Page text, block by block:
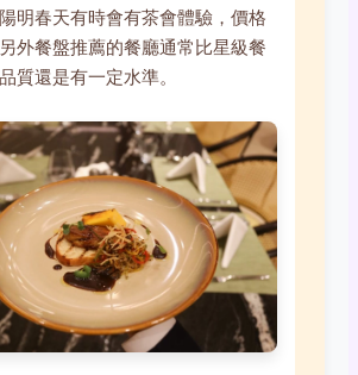
明春天有時會有茶會體驗，價格
外餐盤推薦的餐廳通常比星級餐
質還是有一定水準。